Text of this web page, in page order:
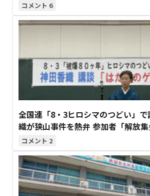
6
全国連「8・3ヒロシマのつどい」
織が狭山事件を熱弁 参加者「解放集
2